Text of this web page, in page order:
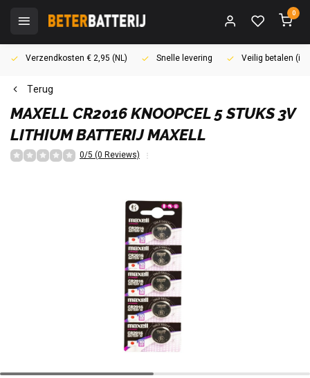
0
Verzendkosten € 2,95 (NL) Snelle levering Veilig betalen
Terug
MAXELL CR2016 KNOOPCEL 5 STUKS 3V
LITHIUM BATTERIJ MAXELL
0/5 (0 Reviews)